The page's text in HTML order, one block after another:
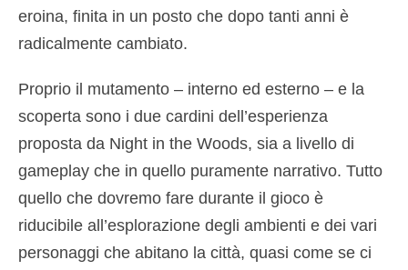
eroina, finita in un posto che dopo tanti anni è
radicalmente cambiato.
Proprio il mutamento – interno ed esterno – e la
scoperta sono i due cardini dell’esperienza
proposta da Night in the Woods, sia a livello di
gameplay che in quello puramente narrativo. Tutto
quello che dovremo fare durante il gioco è
riducibile all’esplorazione degli ambienti e dei vari
personaggi che abitano la città, quasi come se ci